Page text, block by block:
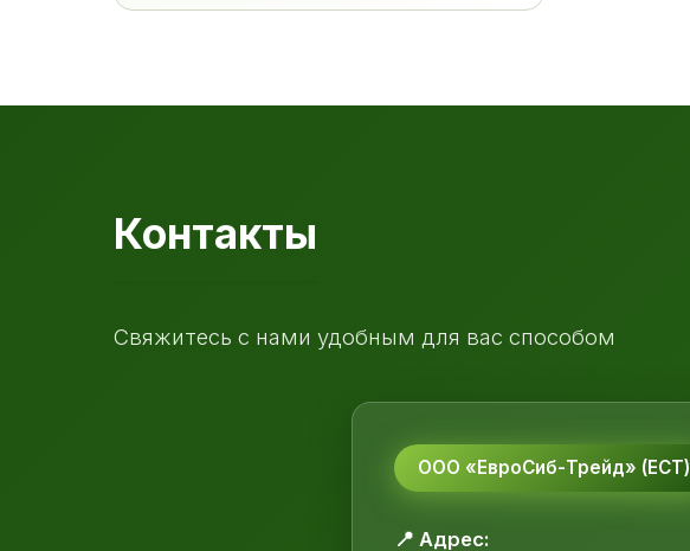
Контакты
Свяжитесь с нами удобным для вас способом
ООО «ЕвроСиб-Трейд» (ЕСТ)
📍 Адрес: